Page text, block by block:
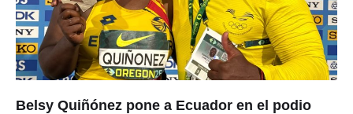
Belsy Quiñónez pone a Ecuador en el podio